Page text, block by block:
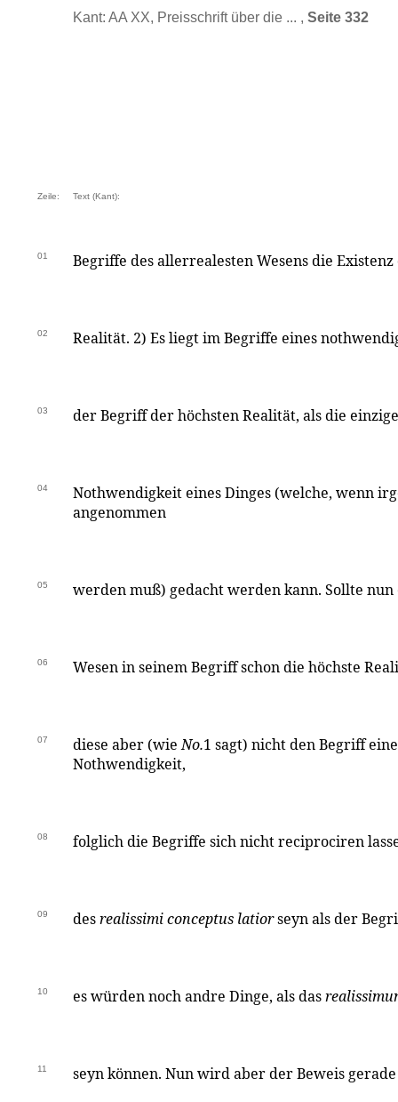
Kant: AA XX, Preisschrift über die ... , Seite 332
Zeile: Text (Kant):
01 Begriffe des allerrealesten Wesens die
02 Realität. 2) Es liegt im Begriffe eines
03 der Begriff der höchsten Realität, als die
04
Nothwendigkeit eines Dinges (welche, wenn
angenommen
05 werden muß) gedacht werden kann. Sollte
06 Wesen in seinem Begriff schon die höchste
07 diese aber (wieNo.1 sagt) nicht den Begriff
Nothwendigkeit,
08 folglich die Begriffe sich nicht reciprociren
09 desrealissimi conceptus latiorseyn als der
10 es würden noch andre Dinge, als das
11 seyn können. Nun wird aber der Beweis